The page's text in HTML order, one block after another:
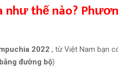
như thế nào?
2022 , từ Việt Nam bạn
đường bộ)